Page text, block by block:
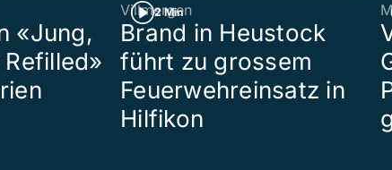
«Jung,
2 Min
Villmergen
Brand in Heustock
führt zu grossem
Feuerwehreinsatz in
Hilfikon